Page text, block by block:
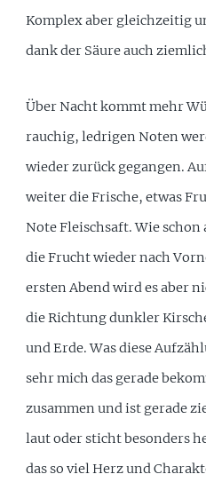
Komplex aber gleichzeitig
dank der Säure auch
Über Nacht kommt mehr
rauchig, ledrigen Noten
wieder zurück gegangen.
weiter die Frische, etwas
Note Fleischsaft. Wie
die Frucht wieder nach
ersten Abend wird es aber
die Richtung dunkler
und Erde. Was diese
sehr mich das gerade
zusammen und ist gerade
laut oder sticht besonders
das so viel Herz und